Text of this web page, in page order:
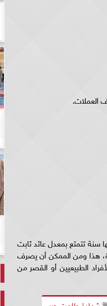
العملات.
سنة تتمتع بمعدل عائد ثابت
تصرف بنهاية مدة الشهادة، هذا ومن الممكن أن يصرف
جنيه ومضاعفاتها وتصدر للأفراد الطبيعيين أو القصر من